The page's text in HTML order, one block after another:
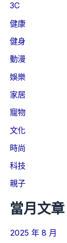
3C
健康
健身
動漫
娛樂
家居
寵物
文化
時尚
科技
親子
當月文章
2025 年 8 月